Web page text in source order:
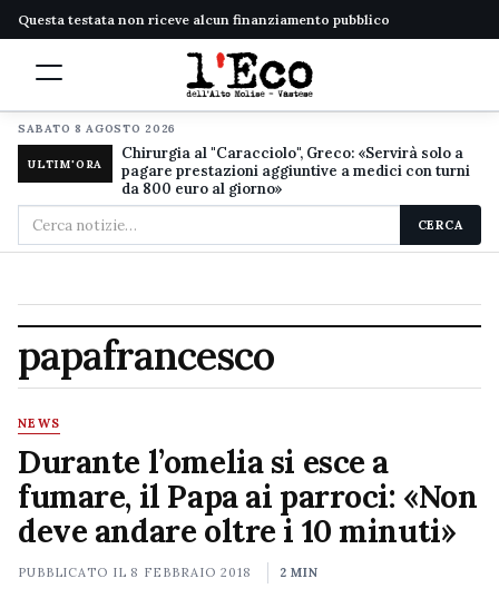
Questa testata non riceve alcun finanziamento pubblico
SABATO 8 AGOSTO 2026
ULTIM'ORA
Chirurgia al "Caracciolo", Greco: «Servirà solo a
pagare prestazioni aggiuntive a medici con turni
da 800 euro al giorno»
Cerca
nel
CERCA
papafrancesco
NEWS
Durante l’omelia si esce a
fumare, il Papa ai parroci: «Non
deve andare oltre i 10 minuti»
PUBBLICATO IL 8 FEBBRAIO 2018 2 MIN